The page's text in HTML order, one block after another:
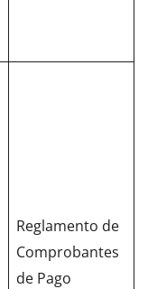
Reglamento de
Comprobantes
de Pago